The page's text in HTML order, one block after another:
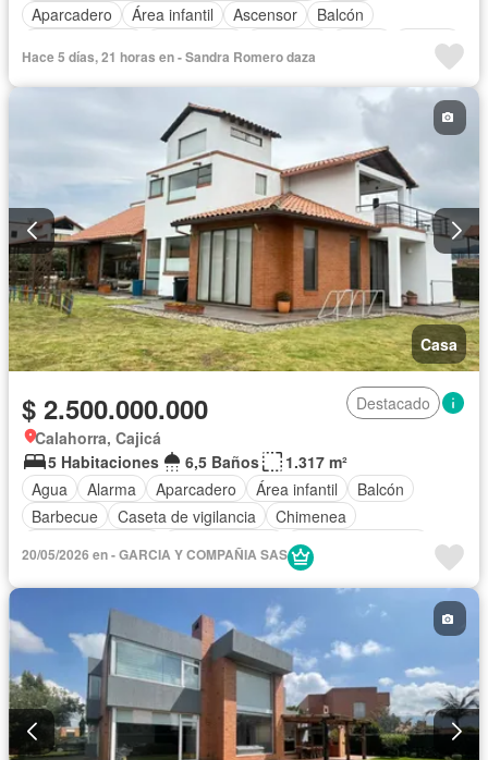
Aparcadero
Área infantil Ascensor
Balcón
Piscina
Seguridad privada
Tanque de agua Vista panorámica
Hace 5 días, 21 horas en - Sandra Romero daza
Casa
$ 2.500.000.000
Destacado
Calahorra, Cajicá
5 Habitaciones
6,5 Baños
1.317 m²
Agua
Alarma Aparcadero Área infantil
Balcón
Barbecue
Caseta de vigilancia
Chimenea
Cocina integral
Cuarto de servicio
Gimnasio
20/05/2026 en - GARCIA Y COMPAÑIA SAS